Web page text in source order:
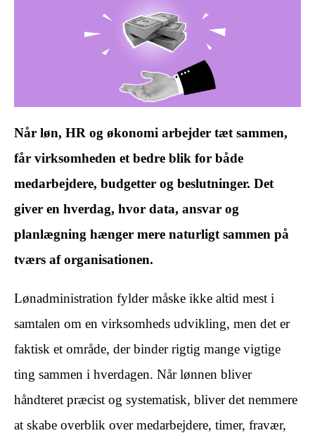
Når løn, HR og økonomi arbejder tæt sammen,
får virksomheden et bedre blik for både
medarbejdere, budgetter og beslutninger. Det
giver en hverdag, hvor data, ansvar og
planlægning hænger mere naturligt sammen på
tværs af organisationen.
Lønadministration fylder måske ikke altid mest i
samtalen om en virksomheds udvikling, men det er
faktisk et område, der binder rigtig mange vigtige
ting sammen i hverdagen. Når lønnen bliver
håndteret præcist og systematisk, bliver det nemmere
at skabe overblik over medarbejdere, timer, fravær,